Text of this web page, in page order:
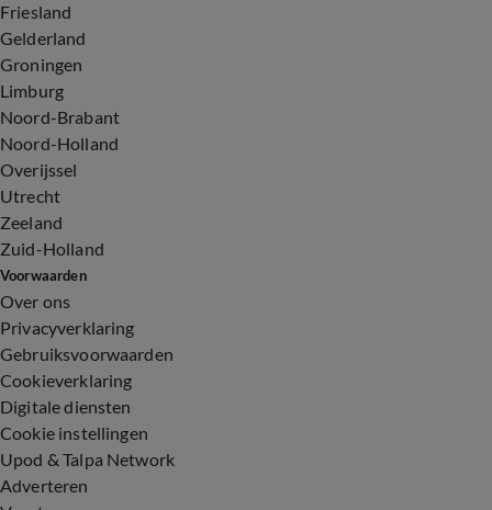
Friesland
Gelderland
Groningen
Limburg
Noord-Brabant
Noord-Holland
Overijssel
Utrecht
Zeeland
Zuid-Holland
Voorwaarden
Over ons
Privacyverklaring
Gebruiksvoorwaarden
Cookieverklaring
Digitale diensten
Cookie instellingen
Upod & Talpa Network
Adverteren